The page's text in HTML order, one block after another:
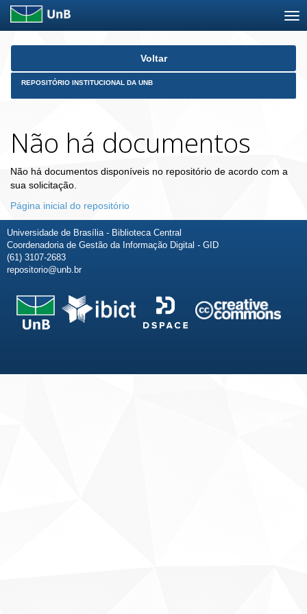
Skip
Voltar
REPOSITÓRIO INSTITUCIONAL DA UNB
Não há documentos
Não há documentos disponíveis no repositório de acordo com a
sua solicitação.
Página inicial do repositório
Universidade de Brasília - Biblioteca Central
Coordenadoria de Gestão da Informação Digital - GID
(61) 3107-2683
repositorio@unb.br